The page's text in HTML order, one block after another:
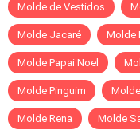
Molde de Vestidos
Molde Jacaré Molde
Molde Papai Noel
Molde Pinguim
Molde Rena Molde